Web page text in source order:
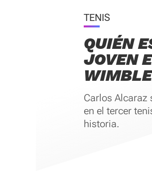
TENIS
QUIÉN
JOVEN
Carlos Alcaraz
en el tercer
historia.